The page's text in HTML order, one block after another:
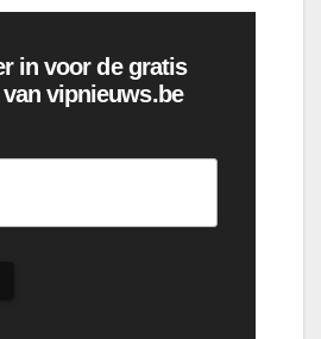
in voor de gratis
vipnieuws.be